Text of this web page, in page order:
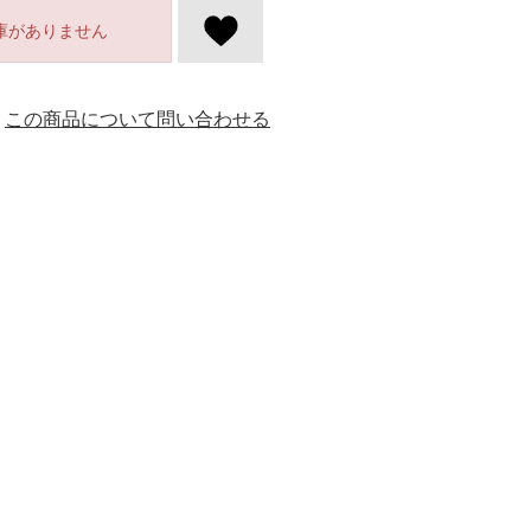
がありません
この商品について問い合わせる